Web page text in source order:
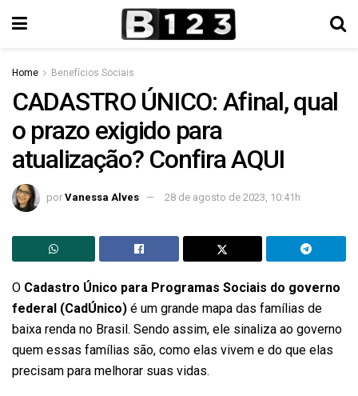
Home Benefícios Sociais
CADASTRO ÚNICO: Afinal, qual
o prazo exigido para
atualização? Confira AQUI
por Vanessa Alves 28 de agosto de 2023, 10:41h
O Cadastro Único para Programas Sociais do governo
federal (CadÚnico) é um grande mapa das famílias de
baixa renda no Brasil. Sendo assim, ele sinaliza ao governo
quem essas famílias são, como elas vivem e do que elas
precisam para melhorar suas vidas.